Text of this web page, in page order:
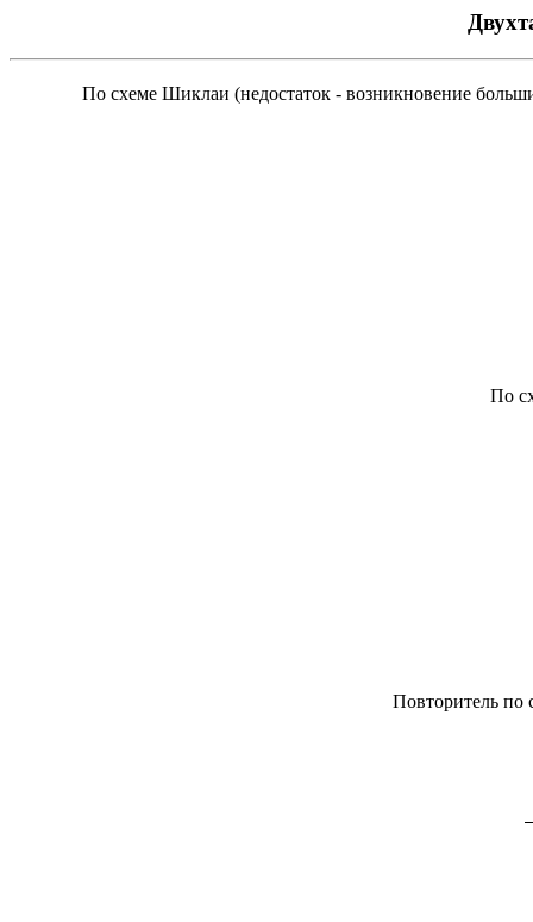
По схеме Шиклаи (недостаток - возникновение
По
Повторитель по